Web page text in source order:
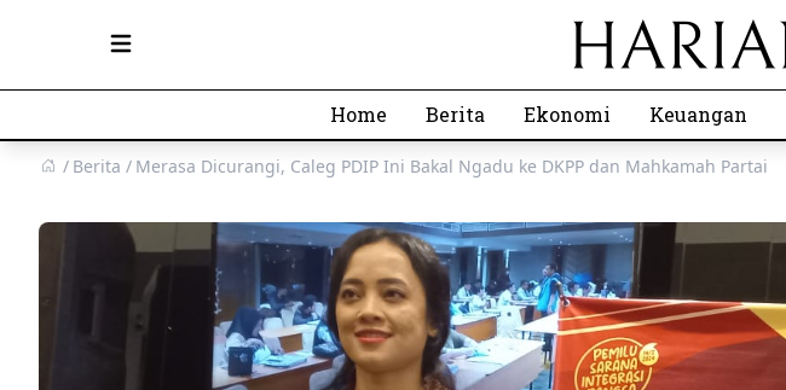
Open main menu
Home Berita Ekonomi Keuangan
Berita Merasa Dicurangi, Caleg PDIP Ini Bakal Ngadu ke DKPP dan Mahkamah Partai